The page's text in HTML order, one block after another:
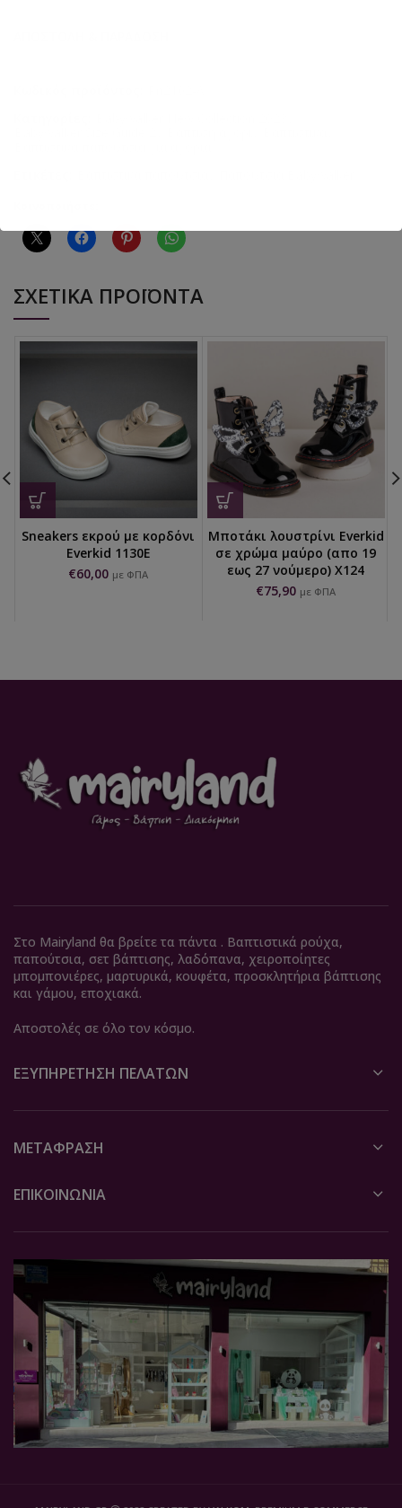
ΣΧΕΤΙΚΆ ΠΡΟΪΌΝΤΑ
Sneakers εκρού με κορδόνι
Everkid 1130E
€60,00 με ΦΠΑ
Μποτάκι λουστρίνι Everkid
σε χρώμα μαύρο (απο 19
εως 27 νούμερο) X124
€75,90 με ΦΠΑ
Στο Mairyland θα βρείτε τα πάντα . Βαπτιστικά ρούχα,
παπούτσια, σετ βάπτισης, λαδόπανα, χειροποίητες
μπομπονιέρες, μαρτυρικά, κουφέτα, προσκλητήρια βάπτισης
και γάμου, εποχιακά.
Αποστολές σε όλο τον κόσμο.
ΕΞΥΠΗΡΈΤΗΣΗ ΠΕΛΑΤΏΝ
ΜΕΤΆΦΡΑΣΗ
ΕΠΙΚΟΙΝΩΝΙΑ